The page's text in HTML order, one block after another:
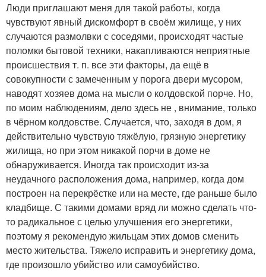
Люди приглашают меня для такой работы, когда
чувствуют явный дискомфорт в своём жилище, у них
случаются размолвки с соседями, происходят частые
поломки бытовой техники, накапливаются неприятные
происшествия т. п. все эти факторы, да ещё в
совокупности с замеченным у порога двери мусором,
наводят хозяев дома на мысли о колдовской порче. Но,
по моим наблюдениям, дело здесь не , внимание, только
в чёрном колдовстве. Случается, что, заходя в дом, я
действительно чувствую тяжёлую, грязную энергетику
жилища, но при этом никакой порчи в доме не
обнаруживается. Иногда так происходит из-за
неудачного расположения дома, например, когда дом
построен на перекрёстке или на месте, где раньше было
кладбище. С такими домами вряд ли можно сделать что-
то радикальное с целью улучшения его энергетики,
поэтому я рекомендую жильцам этих домов сменить
место жительства. Тяжело исправить и энергетику дома,
где произошло убийство или самоубийство.